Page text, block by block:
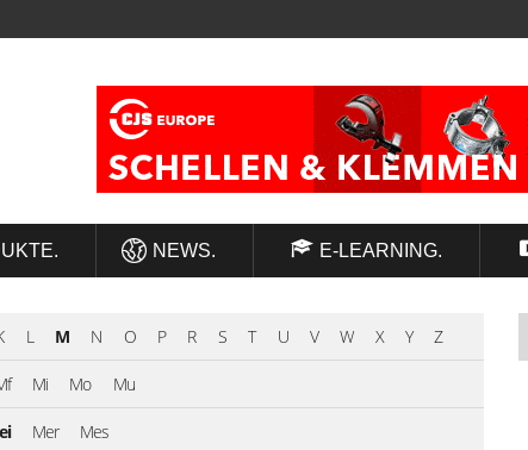
NEWS. E-LEARNING.
L M N O P R S T U V W X Y Z
Mi Mo Mu
Mer Mes